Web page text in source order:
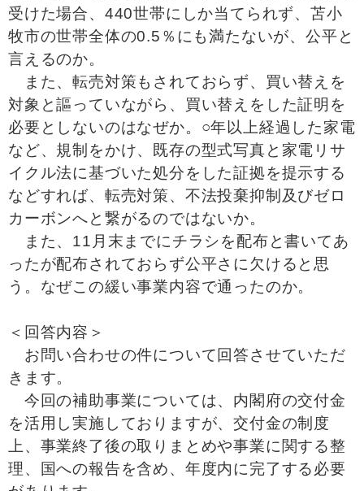
受けた場合、440世帯にしか当てられず、苫小
牧市の世帯全体の0.5％にも満たないが、公平と
言えるのか。
また、転売対策もされておらず、買い替えを
対象と謳っていながら、買い替えをした証明を
必要としないのはなぜか。○年以上経過した家電
など、規制をかけ、既存の型式写真と家電リサ
イクル法に基づいた処分をした証拠を提示する
などすれば、転売対策、不法投棄抑制及びゼロ
カーボンへと繋がるのではないか。
また、11月末までにチラシを配布と書いてあ
ったが配布されておらず公平さに欠けると思
う。なぜこの緩い事業内容で通ったのか。
＜回答内容＞
お問い合わせの件について回答させていただ
きます。
今回の補助事業については、内閣府の交付金
を活用し実施しておりますが、交付金の制度
上、事業終了後の取りまとめや事業に関する整
理、国への報告を含め、年度内に完了する必要